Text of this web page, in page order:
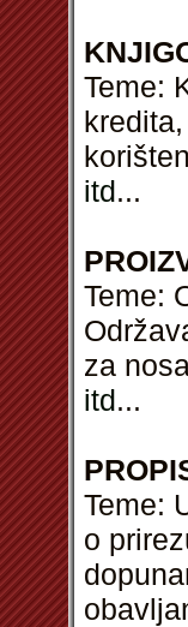
Teme:
itd...
Teme:
za
itd...
Teme:
o